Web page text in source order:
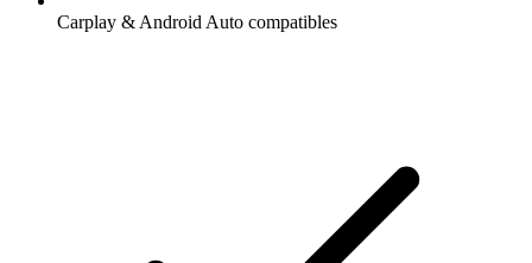
Carplay & Android Auto compatibles